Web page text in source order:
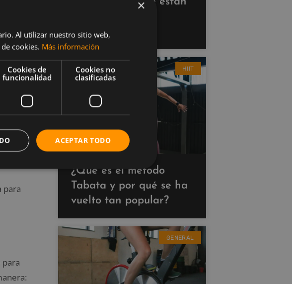
para
resultados
HIIT
¿Qué es el método
Tabata y por qué se ha
vuelto tan popular?
GENERAL
×
Al utilizar nuestro sitio web,
cookies. Más información
Cookies de
funcionalidad
Cookies no
clasificadas
ACEPTAR TODO